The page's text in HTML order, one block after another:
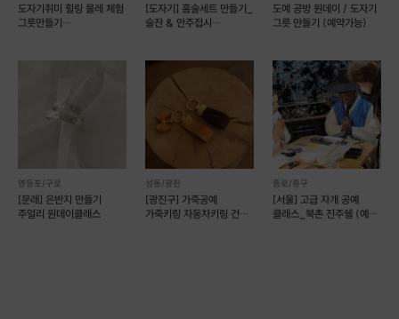
2. 식물 식재(분갈이)
도자기취미 힐링 물레 체험
그릇만들기
[도자기] 홈술세트 만들기_
술잔 & 안주접시
도예 공방 원데이 / 도자기
그릇 만들기 (예약가능)
영등포/구로
[문래] 은반지 만들기
주얼리 원데이클래스
성동/광진
[광진구] 가죽공예
가죽키링 자동차키링 건대
종로/중구
[서울] 고급 자개 공예
클래스_북촌 진주쉘 (예약